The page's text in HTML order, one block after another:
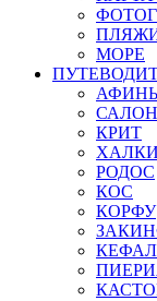
МОРЕ
КРИТ
РОДОС
КОС
КОРФУ